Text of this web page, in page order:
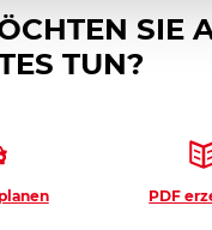
SIE
TUN?
PDF